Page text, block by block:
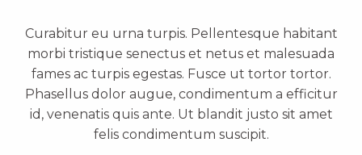
Curabitur eu urna turpis. Pellentesque habitant
morbi tristique senectus et netus et malesuada
fames ac turpis egestas. Fusce ut tortor tortor.
Phasellus dolor augue, condimentum a efficitur
id, venenatis quis ante. Ut blandit justo sit amet
felis condimentum suscipit.